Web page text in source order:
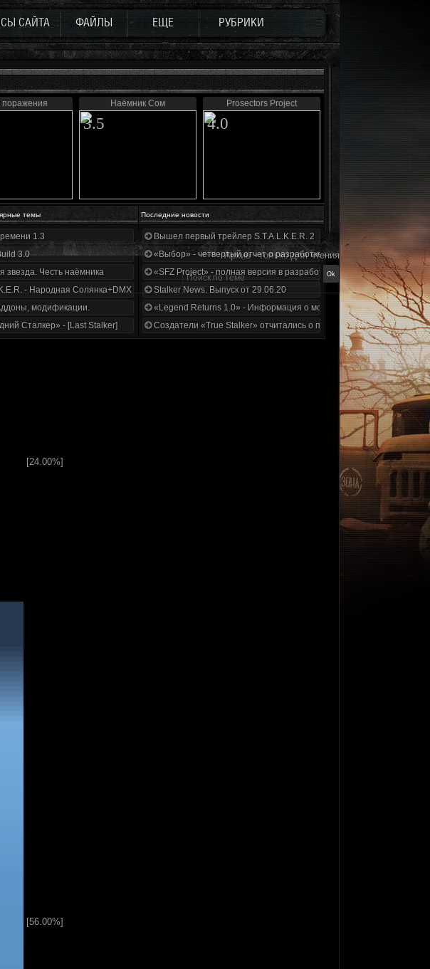
САЙТА ФАЙЛЫ ЕЩЕ РУБРИКИ
поражения Наёмник Сом
3.5
Prosectors Project
4.0
темы Последние новости
| Разбор трейлера
1.3
3.0
звезда. Честь наёмника
- Народная Солянка+DMX 1.3.5.ООП.МА.К.
модификации.
Сталкер» - [Last Stalker]
Вышел первый трейлер S.T.A.L.K.E.R. 2
«Выбор» - четвертый отчет о разработке!
«SFZ Project» - полная версия в разработке!
Stalker News. Выпуск от 29.06.20
«Legend Returns 1.0» - Информация о моде за июнь 2020
Создатели «True Stalker» отчитались о проделанной работе
Архив - только для чтения
[24.00%]
[56.00%]